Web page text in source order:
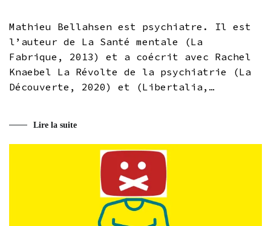
Mathieu Bellahsen est psychiatre. Il est
l’auteur de La Santé mentale (La
Fabrique, 2013) et a coécrit avec Rachel
Knaebel La Révolte de la psychiatrie (La
Découverte, 2020) et (Libertalia,…
Lire la suite